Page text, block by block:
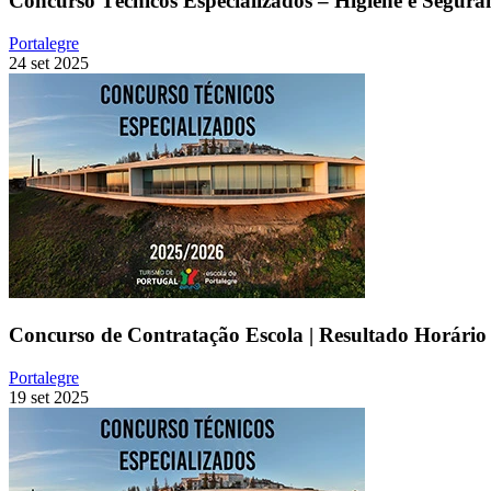
Portalegre
24 set 2025
Concurso de Contratação Escola | Resultado Horário
Portalegre
19 set 2025